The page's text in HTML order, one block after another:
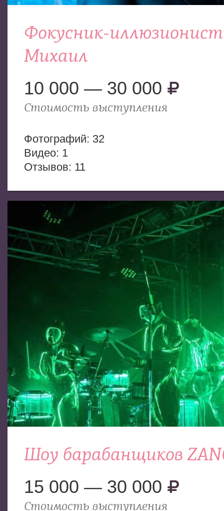
Фокусник-
Михаил
10 000 — 30 000
Стоимость выступления
Фотогрaфий: 32
Видео: 1
Отзывов: 11
Шоу барабанщиков
15 000 — 30 000
Стоимость выступления